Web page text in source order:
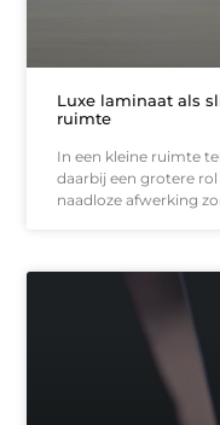
Luxe laminaat als
ruimte
In een kleine ruimte
daarbij een grotere
naadloze afwerking